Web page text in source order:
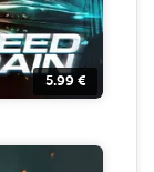
5.99 €